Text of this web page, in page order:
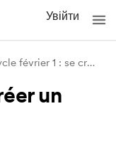
Увійти
Cycle février 1 : se créer un monde in
un